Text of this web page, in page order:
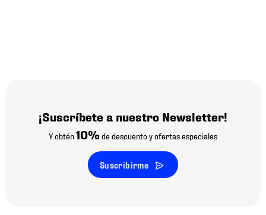
¡Suscríbete a nuestro Newsletter!
Y obtén10% de descuento y ofertas especiales
Suscribirme